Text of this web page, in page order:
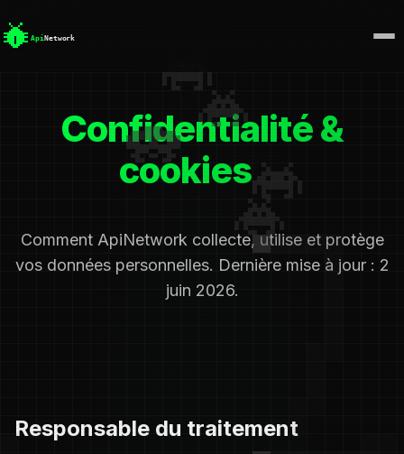
Confidentialité &
cookies
Comment ApiNetwork collecte, utilise et protège
vos données personnelles. Dernière mise à jour : 2
juin 2026.
Responsable du traitement